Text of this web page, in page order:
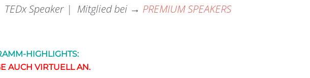
TEDx Speaker | Mitglied bei → PREMIUM SPEAKERS
HIGHLIGHTS:
AUCH VIRTUELL AN.